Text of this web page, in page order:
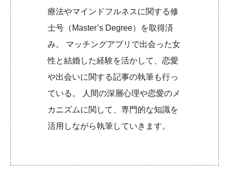
療法やマインドフルネスに関する修
士号（Master’s Degree）を取得済
み。 マッチングアプリで出会った女
性と結婚した経験を活かして、恋愛
や出会いに関する記事の執筆も行っ
ている。 人間の深層心理や恋愛のメ
カニズムに関して、専門的な知識を
活用しながら執筆していきます。